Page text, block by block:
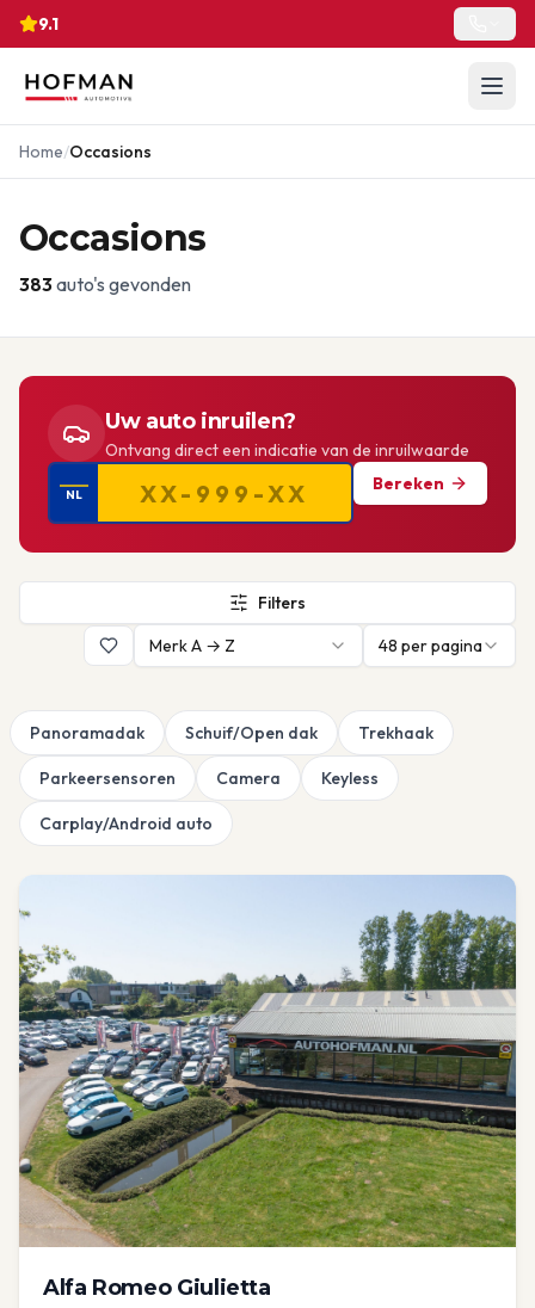
9.1
Home/Occasions
Occasions
383auto's gevonden
Uw auto inruilen?
Ontvang direct een indicatie van de inruilwaarde
NL
Bereken
Filters
Merk A → Z
48 per pagina
Panoramadak Schuif/Open dak Trekhaak
Parkeersensoren Camera Keyless
Carplay/Android auto
Alfa Romeo Giulietta